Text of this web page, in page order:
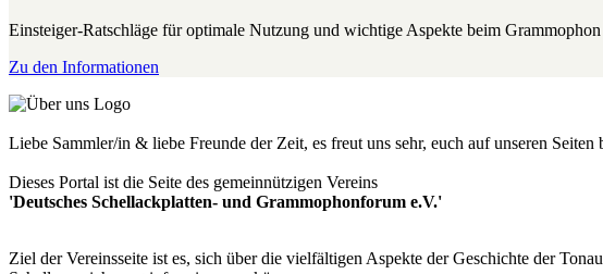
Einsteiger-Ratschläge für optimale Nutzung und wichtige Aspekte beim
Zu den Informationen
Liebe Sammler/in & liebe Freunde der Zeit, es freut uns sehr, euch auf unseren Seiten
Dieses Portal ist die Seite des gemeinnützigen Vereins
'Deutsches Schellackplatten- und Grammophonforum e.V.'
Ziel der Vereinsseite ist es, sich über die vielfältigen Aspekte der Geschichte der